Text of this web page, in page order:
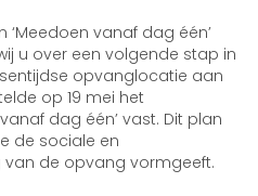
vanaf dag één’
u over een volgende stap in
opvanglocatie aan
op 19 mei het
dag één’ vast. Dit plan
de sociale en
de opvang vormgeeft.